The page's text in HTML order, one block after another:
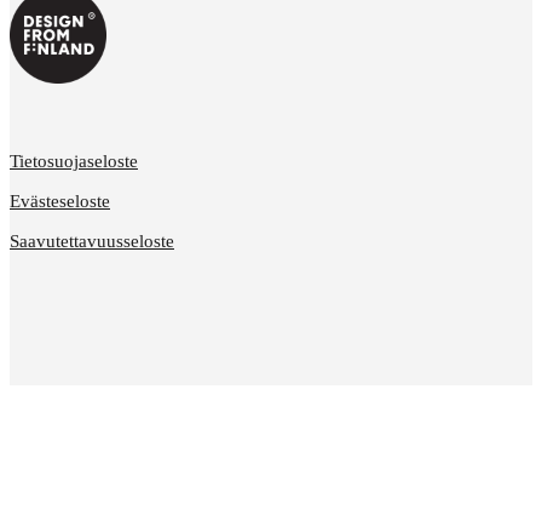
Tietosuojaseloste
Evästeseloste
Saavutettavuusseloste